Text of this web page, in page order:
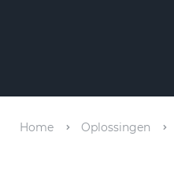
Home Oplossingen